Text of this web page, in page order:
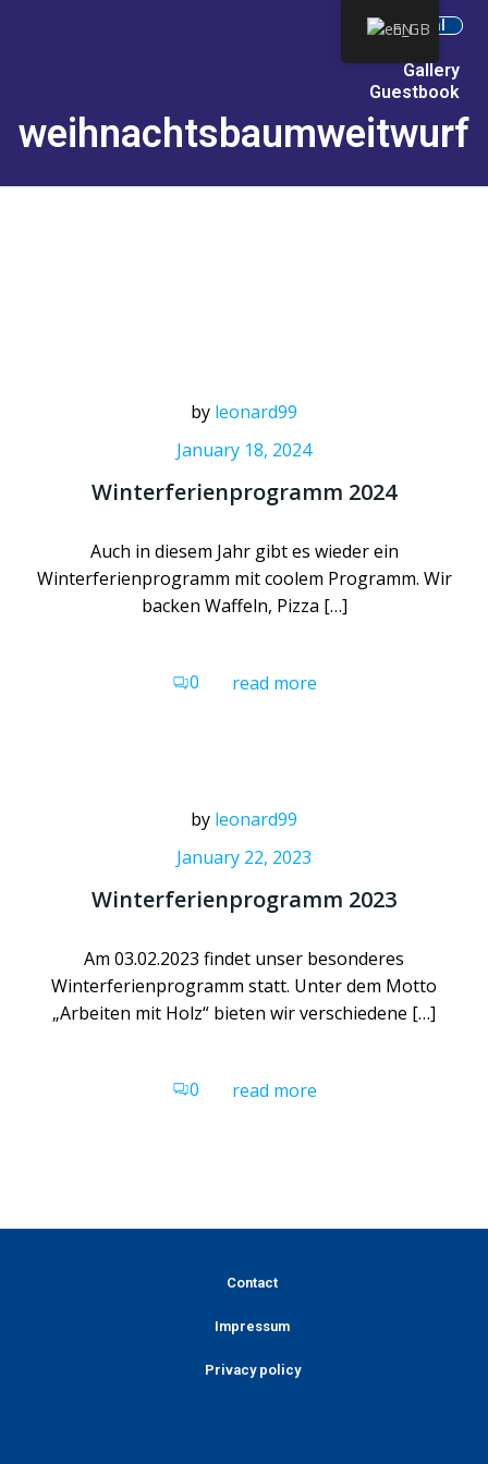
Internal
Gallery
Guestbook
weihnachtsbaumweitwurf
by leonard99
January 18, 2024
Winterferienprogramm 2024
Auch in diesem Jahr gibt es wieder ein
Winterferienprogramm mit coolem Programm. Wir
backen Waffeln, Pizza […]
0 read more
by leonard99
January 22, 2023
Winterferienprogramm 2023
Am 03.02.2023 findet unser besonderes
Winterferienprogramm statt. Unter dem Motto
„Arbeiten mit Holz“ bieten wir verschiedene […]
0 read more
Contact
Impressum
Privacy policy
EN